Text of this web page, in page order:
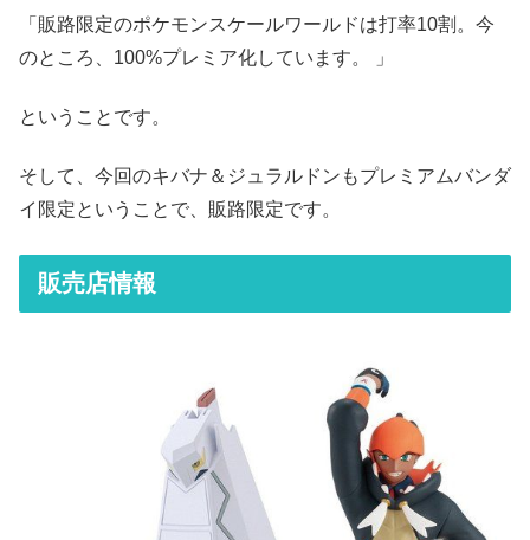
「販路限定のポケモンスケールワールドは打率10割。今
のところ、100%プレミア化しています。 」
ということです。
そして、今回のキバナ＆ジュラルドンもプレミアムバンダ
イ限定ということで、販路限定です。
販売店情報